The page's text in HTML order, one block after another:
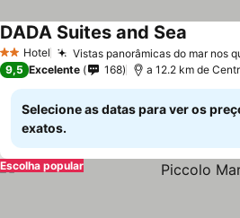
2 Estrelas
Hotel Vistas panorâmicas do mar nos
DADA Suites and Sea
9,5 Excelente 168 a 12.2 km de
Selecione as datas para ver os
exatos.
Escolha popular